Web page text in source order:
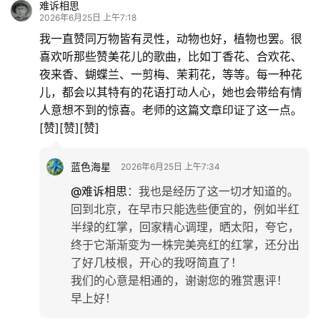
难诉相思
2026年6月25日 上午7:18
我一直赞同万物皆有灵性，动物也好，植物也罢。很
喜欢听那些赞美花儿的歌曲，比如丁香花、合欢花、
夜来香、蝴蝶兰、一剪梅、茉莉花，等等。每一种花
儿，都会以其特有的花语打动人心，她也会带给有情
人意想不到的惊喜。老师的这篇文章印证了这一点。
[赞][赞][赞]
蓝色海星 2026年6月25日 上午7:34
@难诉相思 ： 我也是经历了这一切才知道的。
回到北京，在早市只能选些便宜的，例如半红
半绿的红掌，回家精心调理，晒太阳，夸它，
终于它渐渐变为一株完美亮红的红掌，还分出
了好几枝根，开心的我呀简直了！
我们的心意是相通的，谢谢您的雅赏惠评！
早上好！